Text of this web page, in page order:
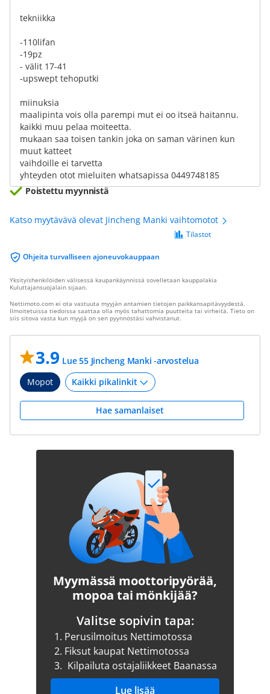
tekniikka
-110lifan
-19pz
- välit 17-41
-upswept tehoputki
miinuksia
maalipinta vois olla parempi mut ei oo itseä haitannu.
kaikki muu pelaa moiteetta.
mukaan saa toisen tankin joka on saman värinen kun
muut katteet
vaihdoille ei tarvetta
yhteyden otot mieluiten whatsapissa 0449748185
Poistettu myynnistä
Katso myytävävä olevat Jincheng Manki vaihtomotot
Ohjeita turvalliseen ajoneuvokauppaan
Tilastot
Yksityishenkilöiden välisessä kaupankäynnissä sovelletaan kauppalakia
Kuluttajansuojalain sijaan.
Nettimoto.com ei ota vastuuta myyjän antamien tietojen paikkansapitävyydestä.
Ilmoitetuissa tiedoissa saattaa olla myös tahattomia puutteita tai virheitä. Tieto on
siis sitova vasta kun myyjä on sen pyynnöstäsi vahvistanut.
3.9 Lue 55 Jincheng Manki -arvostelua
Mopot
Hae samanlaiset
Myymässä moottoripyörää,
mopoa tai mönkijää?
Valitse sopivin tapa:
1. Perusilmoitus Nettimotossa
2. Fiksut kaupat Nettimotossa
3. Kilpailuta ostajaliikkeet Baanassa
Lue lisää